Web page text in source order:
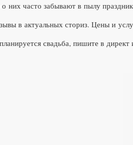
них часто забывают в пылу
в актуальных сториз. Цены и
свадьба, пишите в